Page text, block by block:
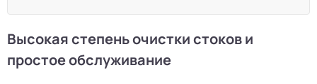
Высокая степень очистки стоков и
простое обслуживание